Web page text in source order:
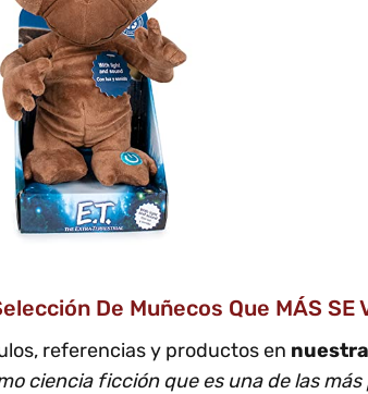
De Muñecos Que MÁS SE
referencias y productos en
ciencia ficción que es una de las